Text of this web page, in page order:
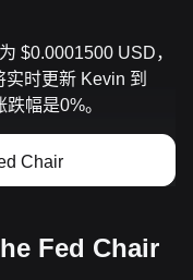
$0.0001500 USD，
时更新 Kevin 到
幅是0%。
Chair
Fed Chair